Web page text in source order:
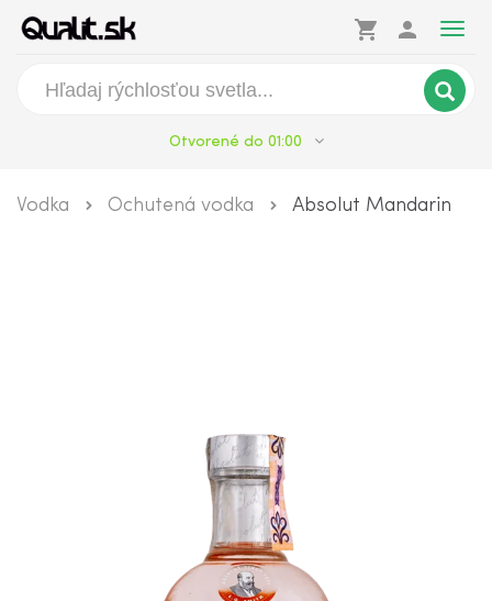
Otvorené do 01:00
shopping_cart person
Vodka Ochutená vodka Absolut Mandarin